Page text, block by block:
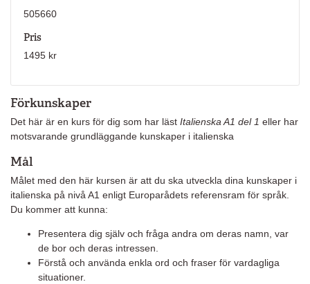
Förkunskaper
Det här är en kurs för dig som har läst Italienska A1 del 1 eller har
motsvarande grundläggande kunskaper i italienska
Mål
Målet med den här kursen är att du ska utveckla dina kunskaper i
italienska på nivå A1 enligt Europarådets referensram för språk.
Du kommer att kunna:
Presentera dig själv och fråga andra om deras namn, var
de bor och deras intressen.
Förstå och använda enkla ord och fraser för vardagliga
situationer.
505660
Pris
1495 kr